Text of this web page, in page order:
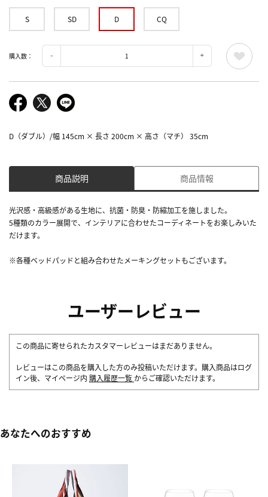
S SD D CQ
購入数：
D（ダブル）/幅 145cm × 長さ 200cm × 高さ（マチ） 35cm
商品説明 商品情報
光沢感・高級感がある生地に、抗菌・防臭・防縮加工を施しました。
5種類のカラー展開で、インテリアに合わせたコーディネートをお楽しみいた
だけます。
※各種ベッドパッドと組み合わせたメーキングセットもございます。
ユーザーレビュー
この商品に寄せられたカスタマーレビューはまだありません。
レビューはこの商品を購入した方のみ投稿いただけます。購入商品はログ
イン後、マイページ内 購入履歴一覧 からご確認いただけます。
あなたへのおすすめ